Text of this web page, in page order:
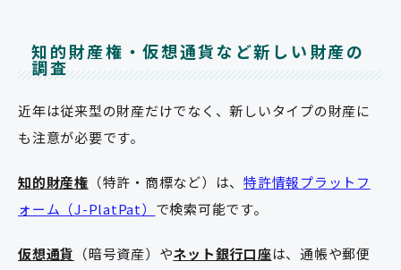
知的財産権・仮想通貨など新しい財産の
調査
近年は従来型の財産だけでなく、新しいタイプの財産に
も注意が必要です。
知的財産権 （特許・商標など）は、 特許情報プラットフ
ォーム（J-PlatPat） で検索可能です。
仮想通貨 （暗号資産）やネット銀行口座は、通帳や郵便